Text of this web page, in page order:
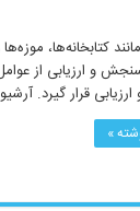
کتابخانه‌ها،
و ارزیابی از
قرار گیرد.
»